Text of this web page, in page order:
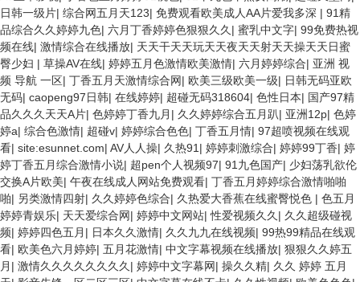
日韩一级片| 综合网五月天123| 免费观看欧美成人AA片爱我多深 | 91精
品综合久久婷婷九色| 六月丁香婷婷色狠狠久久 | 蜜乳中文字| 99免费热视
频在线| 激情综合在线播放| 天天干天天玩天天夜天天射天天操天天日蜜
臀少妇 | 草操AV在线| 婷婷五月色激情欧美激情| 六月婷婷综合| 亚洲 视
频 导航 一区| 丁香五月天激情综合网| 欧美三级欧美一级| 日韩无码亚欧
无码| caopeng97日韩| 在线婷婷| 超碰无码318604| 色性日本| 国产97精
品久久久天天A片| 色婷婷丁香九月 | 久久婷婷综合五月趴| 亚洲12p| 色婷
婷a| 综合色激情| 超碰v| 婷婷综合色色| 丁香五月情| 97超喷视频在线观
看| site:esunnet.com| AV人人操| 久热91 | 婷婷刺激综合| 婷婷99丁香| 婷
婷丁香五月综合激情小说| 超pen个人视频97| 91九色国产| 少妇荡乳欲伦
交换A片欧美| 午夜在线成人网站免费观看| 丁香五月婷婷综合激情啪啪
啪| 另类激情四射| 久久婷婷色综合| 久热爱大香蕉在线蜜臀悦色 | 色五月
婷婷青娱乐| 天天爱综合网| 婷婷中文网站|性爱视频久久 | 久久超级碰视
频| 婷婷四色五月 | 日本久久激情| 久久九九在线视频| 99热99精品在线观
看| 欧美色六月婷婷| 五月花激情| 中文字幕视频在线播放| 狠狠久久婷五
月 | 激情久久久久久久久久 | 婷婷中文字幕网| 操久久精| 久久 婷婷 五月